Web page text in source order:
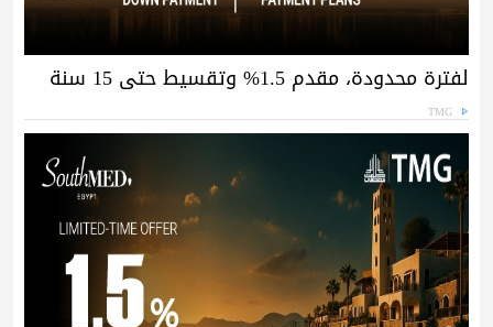
لفترة محدودة، مقدم 1.5% وتقسيط حتى 15 سنة
TMG